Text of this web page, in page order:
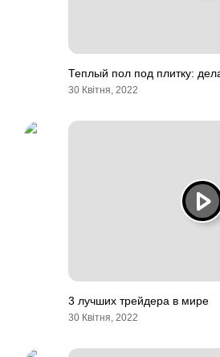
Теплый пол под плитку:
30 Квітня, 2022
3 лучших трейдера в мире
30 Квітня, 2022